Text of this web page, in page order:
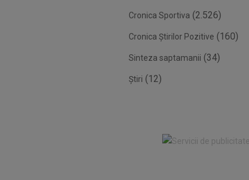
Cronica Sportiva (2.526)
Cronica Știrilor Pozitive (160)
Sinteza saptamanii (34)
Știri (12)